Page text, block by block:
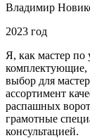
Владимир
2023 год
Я, как мастер по
комплектующие,
выбор для
ассортимент
распашных
грамотные
консультацией.